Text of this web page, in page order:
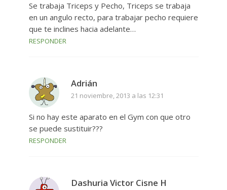
Se trabaja Triceps y Pecho, Triceps se trabaja
en un angulo recto, para trabajar pecho requiere
que te inclines hacia adelante…
RESPONDER
Adrián
21 noviembre, 2013 a las 12:31
Si no hay este aparato en el Gym con que otro
se puede sustituir???
RESPONDER
Dashuria Victor Cisne H